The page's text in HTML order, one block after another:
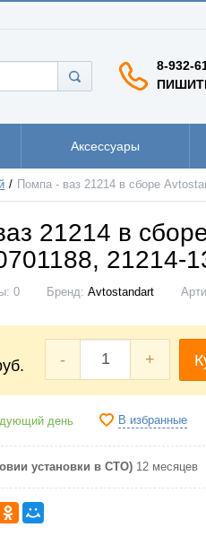
8-932-
Аксессуары
Помпа - ваз 21214 в сборе
21214 в
21214-
0 Бренд: Avtostandart
- +
день В избранные
установки в СТО) 12 месяцев